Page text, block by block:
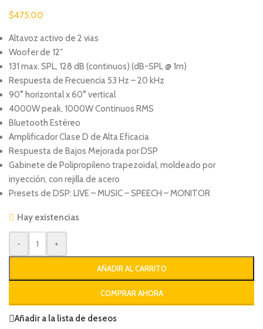
$475.00
Altavoz activo de 2 vias
Woofer de 12″
131 max. SPL, 128 dB (continuos) (dB-SPL @ 1m)
Respuesta de Frecuencia 53 Hz – 20 kHz
90° horizontal x 60° vertical
4000W peak, 1000W Continuos RMS
Bluetooth Estéreo
Amplificador Clase D de Alta Eficacia
Respuesta de Bajos Mejorada por DSP
Gabinete de Polipropileno trapezoidal, moldeado por
inyección, con rejilla de acero
Presets de DSP: LIVE – MUSIC – SPEECH – MONITOR
Hay existencias
- +
AÑADIR AL CARRITO
COMPRAR AHORA
Añadir a la lista de deseos